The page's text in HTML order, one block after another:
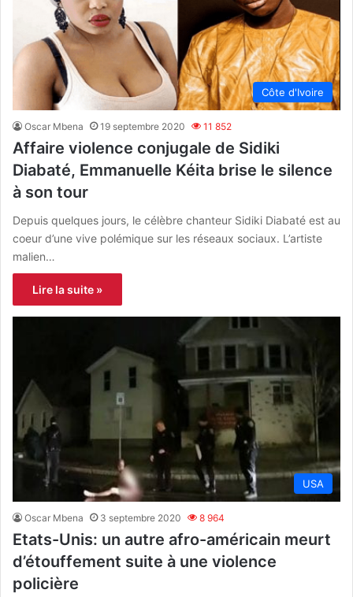
Côte d'Ivoire
Oscar Mbena 19 septembre 2020 11 852
Affaire violence conjugale de Sidiki
Diabaté, Emmanuelle Kéita brise le silence
à son tour
Depuis quelques jours, le célèbre chanteur Sidiki Diabaté est au
coeur d’une vive polémique sur les réseaux sociaux. L’artiste
malien…
Lire la suite »
USA
Oscar Mbena 3 septembre 2020 8 964
Etats-Unis: un autre afro-américain meurt
d’étouffement suite à une violence
policière